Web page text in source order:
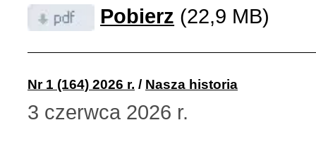
Pobierz (22,9 MB)
Nr 1 (164) 2026 r. / Nasza historia
3 czerwca 2026 r.